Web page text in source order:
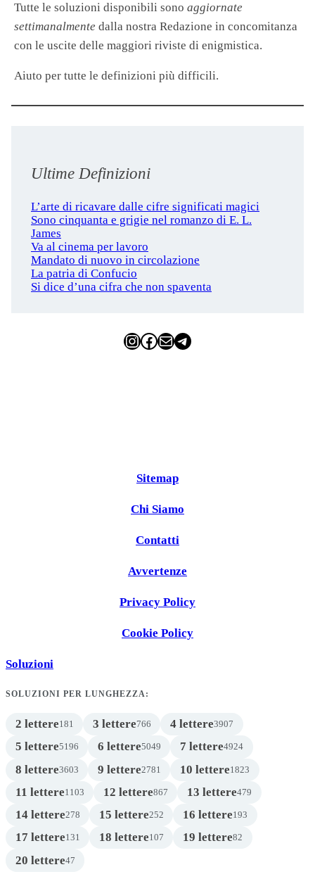
Tutte le soluzioni disponibili sono aggiornate
settimanalmente dalla nostra Redazione in concomitanza
con le uscite delle maggiori riviste di enigmistica.
Aiuto per tutte le definizioni più difficili.
Ultime Definizioni
L’arte di ricavare dalle cifre significati magici
Sono cinquanta e grigie nel romanzo di E. L.
James
Va al cinema per lavoro
Mandato di nuovo in circolazione
La patria di Confucio
Si dice d’una cifra che non spaventa
InstagramFacebook Email Telegram
Sitemap
Chi Siamo
Contatti
Avvertenze
Privacy Policy
Cookie Policy
Soluzioni
SOLUZIONI PER LUNGHEZZA:
2 lettere181 3 lettere766 4 lettere3907
5 lettere5196 6 lettere5049 7 lettere4924
8 lettere3603 9 lettere2781 10 lettere1823
11 lettere1103 12 lettere867 13 lettere479
14 lettere278 15 lettere252 16 lettere193
17 lettere131 18 lettere107 19 lettere82
20 lettere47